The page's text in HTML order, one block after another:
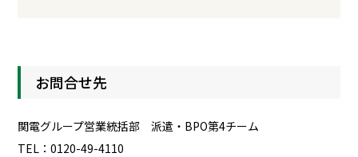
お問合せ先
関電グループ営業統括部 派遣・BPO第4チーム
TEL：0120-49-4110